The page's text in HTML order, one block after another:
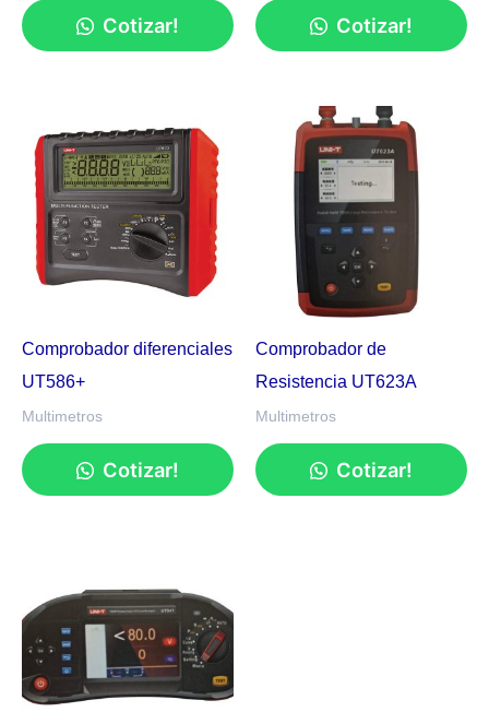
Cotizar! Cotizar!
Comprobador diferenciales
UT586+
Multimetros
Cotizar!
Comprobador de
Resistencia UT623A
Multimetros
Cotizar!